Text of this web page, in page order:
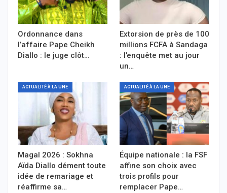
Ordonnance dans
l’affaire Pape Cheikh
Diallo : le juge clôt…
Extorsion de près de 100
millions FCFA à Sandaga
: l’enquête met au jour
un…
ACTUALITÉ À LA UNE
Magal 2026 : Sokhna
Aïda Diallo dément toute
idée de remariage et
réaffirme sa…
ACTUALITÉ À LA UNE
Équipe nationale : la FSF
affine son choix avec
trois profils pour
remplacer Pape…